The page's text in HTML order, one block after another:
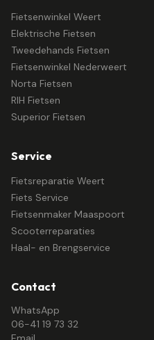
Fietsenwinkel Weert
Elektrische Fietsen
Tweedehands Fietsen
Fietsenwinkel Nederweert
Norta Fietsen
RIH Fietsen
Superior Fietsen
Service
Fietsreparatie Weert
Fiets Service
Fietsenmaker Maaspoort
Scooterreparaties
Haal- en Brengservice
Contact
WhatsApp
06-41 19 73 32